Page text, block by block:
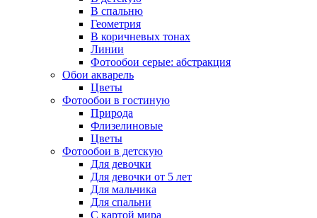
В спальню
Геометрия
В коричневых тонах
Линии
Фотообои серые: абстракция
Обои акварель
Цветы
Фотообои в гостиную
Природа
Флизелиновые
Цветы
Фотообои в детскую
Для девочки
Для девочки от 5 лет
Для мальчика
Для спальни
С картой мира